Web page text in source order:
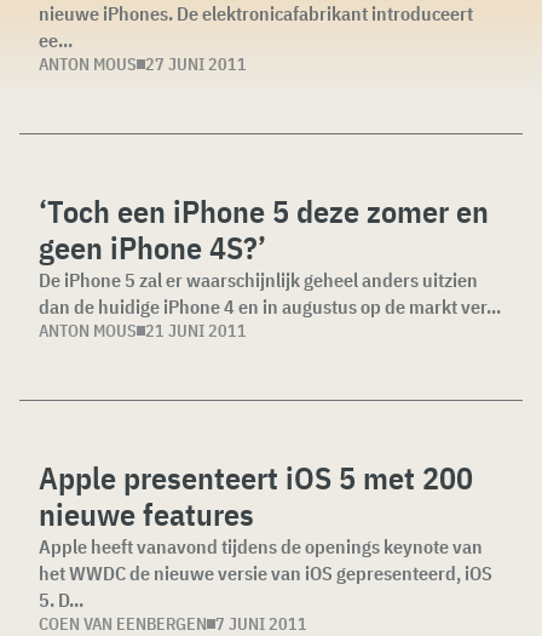
nieuwe iPhones. De elektronicafabrikant introduceert
ee...
ANTON MOUS 27 JUNI 2011
‘Toch een iPhone 5 deze zomer en
geen iPhone 4S?’
De iPhone 5 zal er waarschijnlijk geheel anders uitzien
dan de huidige iPhone 4 en in augustus op de markt ver...
ANTON MOUS 21 JUNI 2011
Apple presenteert iOS 5 met 200
nieuwe features
Apple heeft vanavond tijdens de openings keynote van
het WWDC de nieuwe versie van iOS gepresenteerd, iOS
5. D...
COEN VAN EENBERGEN 7 JUNI 2011